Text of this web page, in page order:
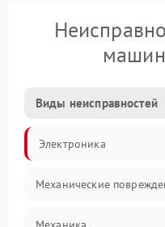
Виды неисправностей
Электроника
Механические